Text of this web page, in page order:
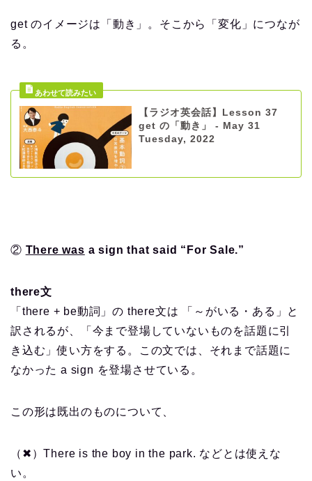
get のイメージは「動き」。そこから「変化」につなが
る。
【ラジオ英会話】Lesson 37
get の「動き」 - May 31
Tuesday, 2022
② There was a sign that said “For Sale.”
there文
「there + be動詞」の there文は 「～がいる・ある」と
訳されるが、「今まで登場していないものを話題に引
き込む」使い方をする。この文では、それまで話題に
なかった a sign を登場させている。
この形は既出のものについて、
（✖）There is the boy in the park. などとは使えな
い。